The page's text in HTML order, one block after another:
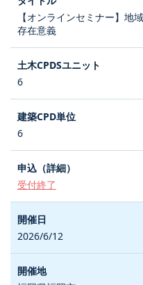
【オンラインセミナー】地
存在意義
6
6
受付終了
2026/6/12